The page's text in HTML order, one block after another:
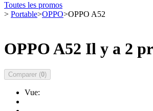
Toutes les promos
> Portable>OPPO>OPPO A52
OPPO A52 Il y a 2
Comparer (0)
Vue: